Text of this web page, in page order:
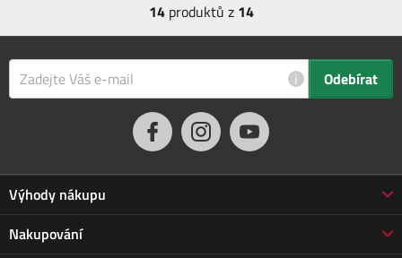
14produktů z 14
i Odebírat
Výhody nákupu
Proč nakupovat u nás
Nakupování